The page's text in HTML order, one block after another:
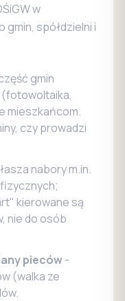
w
gmin, spółdzielni i
gmin
mieszkańcom.
czy prowadzi
nabory m.in.
kierowane są
nie do osób
pieców-
(walka ze